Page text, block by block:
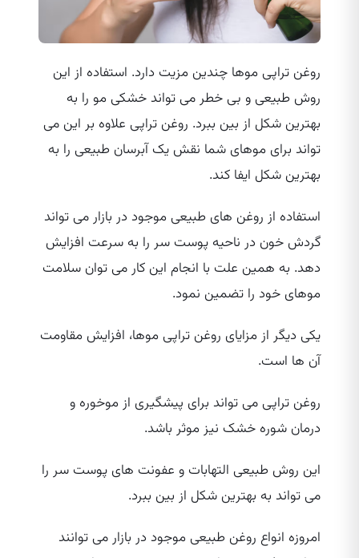
روغن تراپی موها چندین مزیت دارد. استفاده از این
روش طبیعی و بی‌ خطر می‌ تواند خشکی مو را به
بهترین شکل از بین ببرد. روغن تراپی علاوه بر این می‌
تواند برای موهای شما نقش یک آبرسان طبیعی را به
بهترین شکل ایفا کند.
استفاده از روغن‌ های طبیعی موجود در بازار می‌ تواند
گردش خون در ناحیه پوست سر را به سرعت افزایش
دهد. به همین علت با انجام این کار می‌ توان سلامت
موهای خود را تضمین نمود.
یکی دیگر از مزایای روغن تراپی موها، افزایش مقاومت
آن ها است.
روغن تراپی می‌ تواند برای پیشگیری از موخوره و
درمان شوره خشک نیز موثر باشد.
این روش طبیعی التهابات و عفونت‌ های پوست سر را
می‌ تواند به بهترین شکل از بین ببرد.
امروزه انواع روغن طبیعی موجود در بازار می‌ توانند